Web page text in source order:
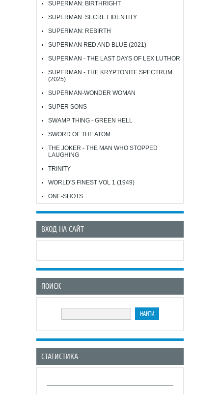
SUPERMAN: BIRTHRIGHT
SUPERMAN: SECRET IDENTITY
SUPERMAN: REBIRTH
SUPERMAN RED AND BLUE (2021)
SUPERMAN - THE LAST DAYS OF LEX LUTHOR
SUPERMAN - THE KRYPTONITE SPECTRUM
(2025)
SUPERMAN-WONDER WOMAN
SUPER SONS
SWAMP THING - GREEN HELL
SWORD OF THE ATOM
THE JOKER - THE MAN WHO STOPPED
LAUGHING
TRINITY
WORLD'S FINEST VOL 1 (1949)
ONE-SHOTS
ВХОД НА САЙТ
ПОИСК
СТАТИСТИКА